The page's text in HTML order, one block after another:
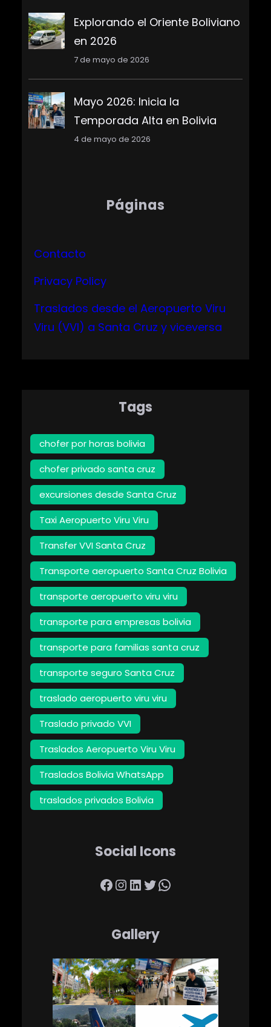
Explorando el Oriente Boliviano
en 2026
7 de mayo de 2026
Mayo 2026: Inicia la
Temporada Alta en Bolivia
4 de mayo de 2026
Páginas
Contacto
Privacy Policy
Traslados desde el Aeropuerto Viru
Viru (VVI) a Santa Cruz y viceversa
Tags
chofer por horas bolivia
chofer privado santa cruz
excursiones desde Santa Cruz
Taxi Aeropuerto Viru Viru
Transfer VVI Santa Cruz
Transporte aeropuerto Santa Cruz Bolivia
transporte aeropuerto viru viru
transporte para empresas bolivia
transporte para familias santa cruz
transporte seguro Santa Cruz
traslado aeropuerto viru viru
Traslado privado VVI
Traslados Aeropuerto Viru Viru
Traslados Bolivia WhatsApp
traslados privados Bolivia
Social Icons
Facebook InstagramLinkedIn Twitter WhatsApp
Gallery